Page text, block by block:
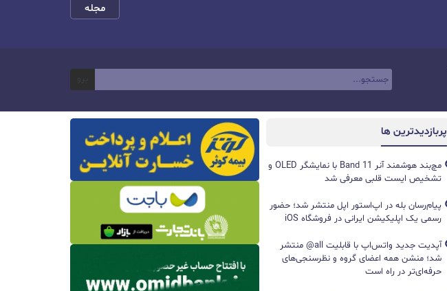
مجله
پربازدیدترین ها
مچ‌بند هوشمند آنر Band 11 با نمایشگر OLED و
تشخیص ایست قلبی معرفی شد
پیام‌رسان بله در اپ‌استور اپل منتشر شد؛ حضور
رسمی یک اپلیکیشن ایرانی در فروشگاه iOS
آپدیت جدید واتس‌اپ با قابلیت all@ منتشر
شد؛ منشن همه اعضای گروه و نظرسنجی‌های
حرفه‌ای‌تر در راه است